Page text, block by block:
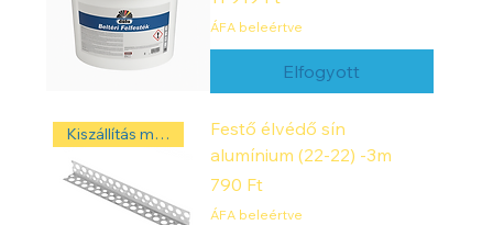
r
a
ÁFA beleértve
Elfogyott
Kiszállítás másnap! ‼️
Festő élvédő sín
alumínium (22-22) -3m
Ár
790 Ft
ÁFA beleértve